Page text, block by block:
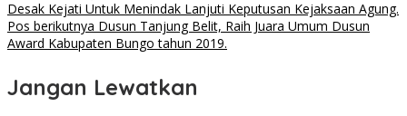
Desak Kejati Untuk Menindak Lanjuti Keputusan Kejaksaan Agung.
Pos berikutnya Dusun Tanjung Belit, Raih Juara Umum Dusun
Award Kabupaten Bungo tahun 2019.
Jangan Lewatkan